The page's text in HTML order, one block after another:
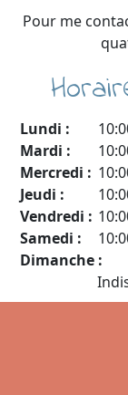
Lundi :
Mardi :
Mercredi :
Jeudi :
Vendredi :
Samedi :
Dimanche :
Pour me